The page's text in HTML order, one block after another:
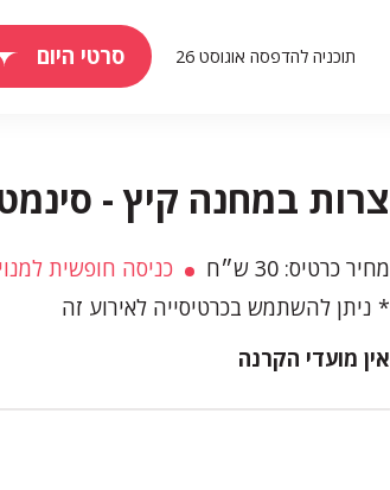
תוכניה להדפסה אוגוסט 26 סרטי היום
צרות במחנה קיץ -
מחיר כרטיס: 30 ש״ח
כניסה חופשית
ניתן להשתמש בכרטיסייה לאירוע זה
אין מועדי הקרנה